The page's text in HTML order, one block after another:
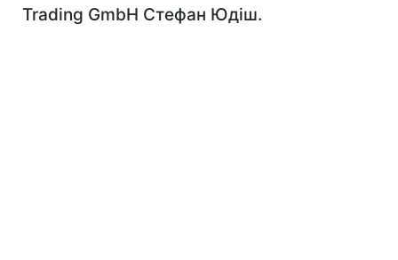
Trading GmbH Стефан Юдіш.